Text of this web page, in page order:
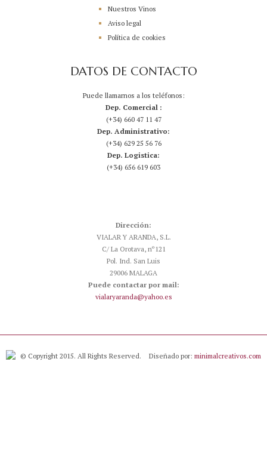
Nuestros Vinos
Aviso legal
Política de cookies
DATOS DE CONTACTO
Puede llamarnos a los teléfonos:
Dep. Comercial :
(+34) 660 47 11 47
Dep. Administrativo:
(+34) 629 25 56 76
Dep. Logistica:
(+34) 656 619 603
Dirección:
VIALAR Y ARANDA, S.L.
C/ La Orotava, nº121
Pol. Ind. San Luis
29006 MALAGA
Puede contactar por mail:
vialaryaranda@yahoo.es
© Copyright 2015. All Rights Reserved. Diseñado por: minimalcreativos.com